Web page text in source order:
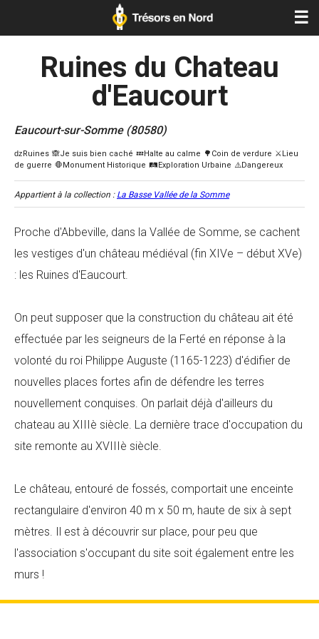
☰
Ruines du Chateau
d'Eaucourt
Eaucourt-sur-Somme (80580)
Appartient à la collection : La Basse Vallée de la Somme
Proche d'Abbeville, dans la Vallée de Somme, se cachent
les vestiges d'un château médiéval (fin XIVe – début XVe)
: les Ruines d'Eaucourt.
On peut supposer que la construction du château ait été
effectuée par les seigneurs de la Ferté en réponse à la
volonté du roi Philippe Auguste (1165-1223) d'édifier de
nouvelles places fortes afin de défendre les terres
nouvellement conquises. On parlait déjà d'ailleurs du
chateau au XIIIè siècle. La dernière trace d'occupation du
site remonte au XVIIIè siècle.
Le château, entouré de fossés, comportait une enceinte
rectangulaire d'environ 40 m x 50 m, haute de six à sept
mètres. Il est à découvrir sur place, pour peu que
l'association s'occupant du site soit également entre les
murs !